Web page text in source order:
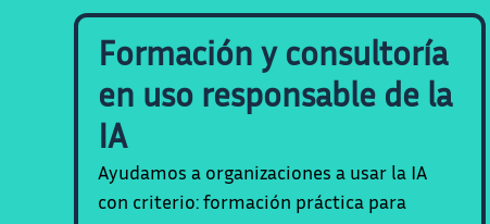
Formación y consultoría
en uso responsable de la
IA
Ayudamos a organizaciones a usar la IA
con criterio: formación práctica para